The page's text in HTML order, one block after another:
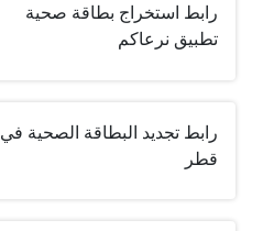
رابط استخراج بطاقة صحية
تطبيق نرعاكم
رابط تجديد البطاقة الصحية في
قطر